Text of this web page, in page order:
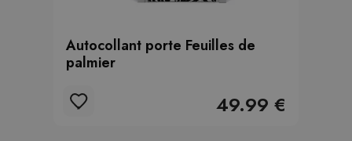
Autocollant porte Feuilles de
palmier
49.99 €